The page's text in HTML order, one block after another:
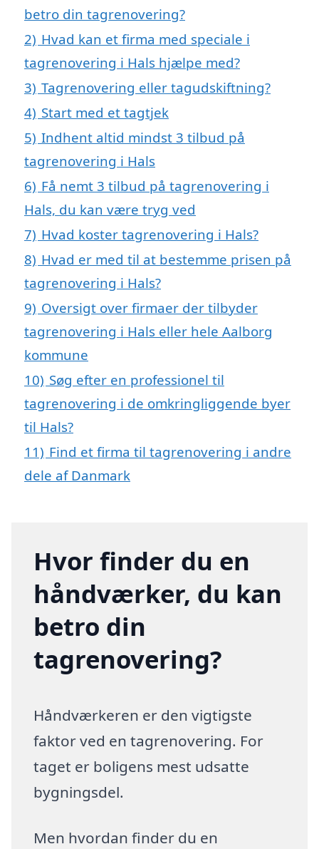
betro din tagrenovering?
2) Hvad kan et firma med speciale i
tagrenovering i Hals hjælpe med?
3) Tagrenovering eller tagudskiftning?
4) Start med et tagtjek
5) Indhent altid mindst 3 tilbud på
tagrenovering i Hals
6) Få nemt 3 tilbud på tagrenovering i
Hals, du kan være tryg ved
7) Hvad koster tagrenovering i Hals?
8) Hvad er med til at bestemme prisen på
tagrenovering i Hals?
9) Oversigt over firmaer der tilbyder
tagrenovering i Hals eller hele Aalborg
kommune
10) Søg efter en professionel til
tagrenovering i de omkringliggende byer
til Hals?
11) Find et firma til tagrenovering i andre
dele af Danmark
Hvor finder du en
håndværker, du kan
betro din
tagrenovering?
Håndværkeren er den vigtigste
faktor ved en tagrenovering. For
taget er boligens mest udsatte
bygningsdel.
Men hvordan finder du en